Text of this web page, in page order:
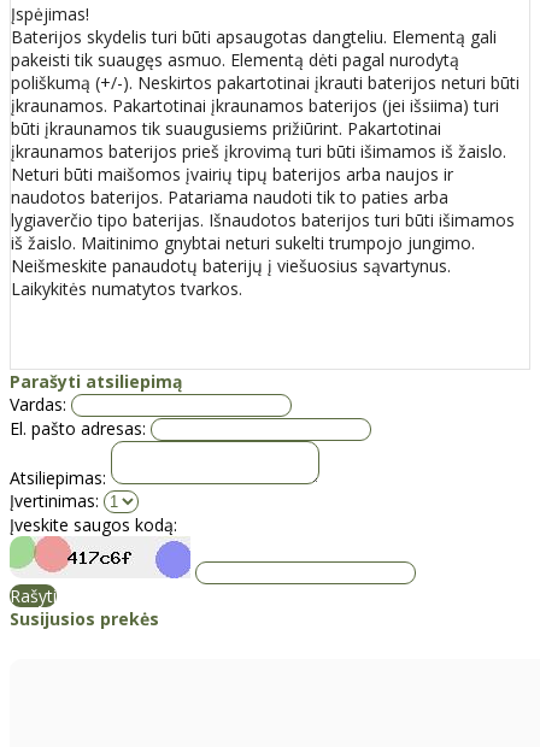
Įspėjimas!
Baterijos skydelis turi būti apsaugotas dangteliu. Elementą gali
pakeisti tik suaugęs asmuo. Elementą dėti pagal nurodytą
poliškumą (+/-). Neskirtos pakartotinai įkrauti baterijos neturi būti
įkraunamos. Pakartotinai įkraunamos baterijos (jei išsiima) turi
būti įkraunamos tik suaugusiems prižiūrint. Pakartotinai
įkraunamos baterijos prieš įkrovimą turi būti išimamos iš žaislo.
Neturi būti maišomos įvairių tipų baterijos arba naujos ir
naudotos baterijos. Patariama naudoti tik to paties arba
lygiaverčio tipo baterijas. Išnaudotos baterijos turi būti išimamos
iš žaislo. Maitinimo gnybtai neturi sukelti trumpojo jungimo.
Neišmeskite panaudotų baterijų į viešuosius sąvartynus.
Laikykitės numatytos tvarkos.
Parašyti atsiliepimą
Vardas:
El. pašto adresas:
Atsiliepimas:
Įvertinimas:
Įveskite saugos kodą:
Rašyti
Susijusios prekės